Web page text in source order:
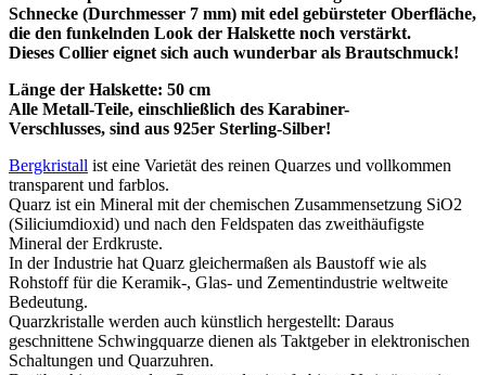
Schnecke (Durchmesser 7 mm) mit edel gebürsteter Oberfläche,
die den funkelnden Look der Halskette noch verstärkt.
Dieses Collier eignet sich auch wunderbar als Brautschmuck!
Länge der Halskette: 50 cm
Alle Metall-Teile, einschließlich des Karabiner-
Verschlusses, sind aus 925er Sterling-Silber!
Bergkristall ist eine Varietät des reinen Quarzes und vollkommen
transparent und farblos.
Quarz ist ein Mineral mit der chemischen Zusammensetzung SiO2
(Siliciumdioxid) und nach den Feldspaten das zweithäufigste
Mineral der Erdkruste.
In der Industrie hat Quarz gleichermaßen als Baustoff wie als
Rohstoff für die Keramik-, Glas- und Zementindustrie weltweite
Bedeutung.
Quarzkristalle werden auch künstlich hergestellt: Daraus
geschnittene Schwingquarze dienen als Taktgeber in elektronischen
Schaltungen und Quarzuhren.